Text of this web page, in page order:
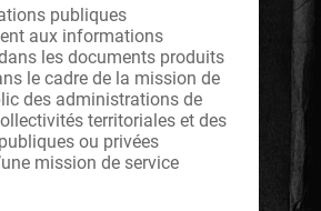
publiques
aux informations
les documents produits
le cadre de la mission de
des administrations de
territoriales et des
ou privées
mission de service